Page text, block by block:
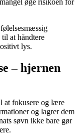
at håndtere
lys.
– hjernen
at fokusere og lære
og lagrer dem
søvn ikke bare gør